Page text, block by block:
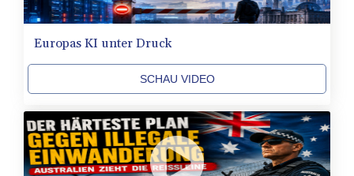
TTD 7.812903
TWD 37.286072
3051.762079
UAH 51.625959
UGX
4293.946644
USD 1.156136
UYU 46.399423
UZS
Europas KI unter Druck
SCHAU VIDEO